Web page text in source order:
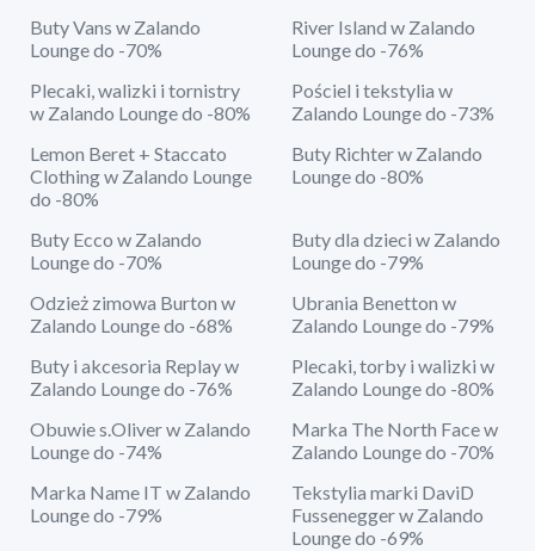
Buty Vans w Zalando
Lounge do -70%
River Island w Zalando
Lounge do -76%
Plecaki, walizki i tornistry
w Zalando Lounge do -80%
Pościel i tekstylia w
Zalando Lounge do -73%
Lemon Beret + Staccato
Clothing w Zalando Lounge
do -80%
Buty Richter w Zalando
Lounge do -80%
Buty Ecco w Zalando
Lounge do -70%
Buty dla dzieci w Zalando
Lounge do -79%
Odzież zimowa Burton w
Zalando Lounge do -68%
Ubrania Benetton w
Zalando Lounge do -79%
Buty i akcesoria Replay w
Zalando Lounge do -76%
Plecaki, torby i walizki w
Zalando Lounge do -80%
Obuwie s.Oliver w Zalando
Lounge do -74%
Marka The North Face w
Zalando Lounge do -70%
Marka Name IT w Zalando
Lounge do -79%
Tekstylia marki DaviD
Fussenegger w Zalando
Lounge do -69%